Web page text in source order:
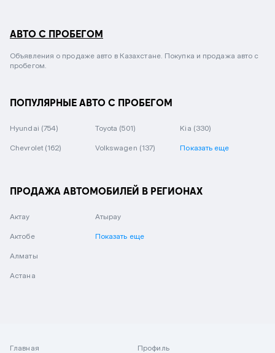
АВТО С ПРОБЕГОМ
Объявления о продаже авто в Казахстане. Покупка и продажа авто с
пробегом.
ПОПУЛЯРНЫЕ АВТО С ПРОБЕГОМ
Hyundai (754) Toyota (501) Kia (330)
Chevrolet (162) Volkswagen (137) Показать еще
ПРОДАЖА АВТОМОБИЛЕЙ В РЕГИОНАХ
Актау
Актобе
Алматы
Астана
Атырау
Показать еще
Главная
Профиль